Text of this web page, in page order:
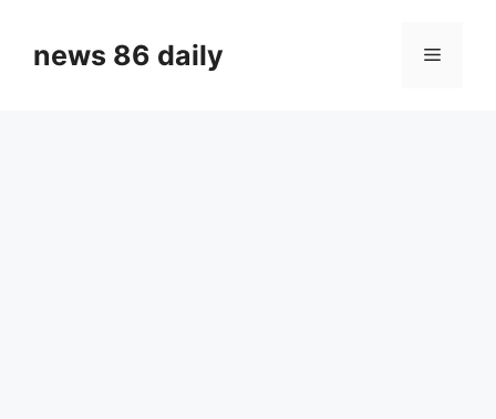
contentnews 86 daily Menu